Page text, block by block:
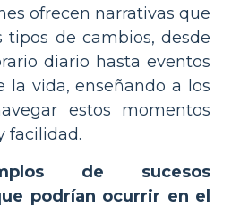
ofrecen narrativas que
tipos de cambios, desde
diario hasta eventos
la vida, enseñando a los
estos momentos
facilidad.
de sucesos
podrían ocurrir en el